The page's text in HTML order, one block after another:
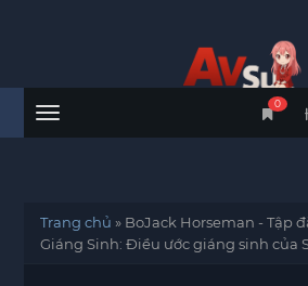
Menu
0
Trang chủ » BoJack Horseman - Tập
Giáng Sinh: Điều ước giáng sinh của